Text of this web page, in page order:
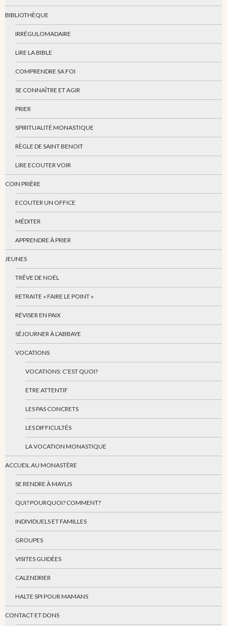
BIBLIOTHÈQUE
IRRÉGULOMADAIRE
LIRE LA BIBLE
COMPRENDRE SA FOI
SE CONNAÎTRE ET AGIR
PRIER
SPIRITUALITÉ MONASTIQUE
RÈGLE DE SAINT BENOIT
LIRE ECOUTER VOIR
COIN PRIÈRE
ECOUTER UN OFFICE
MÉDITER
APPRENDRE À PRIER
JEUNES
TRÊVE DE NOËL
RETRAITE « FAIRE LE POINT »
RÉVISER EN PAIX
SÉJOURNER À L’ABBAYE
VOCATIONS
VOCATIONS: C’EST QUOI?
ETRE ATTENTIF
LES PAS CONCRETS
LES DIFFICULTÉS
LA VOCATION MONASTIQUE
ACCUEIL AU MONASTÈRE
SE RENDRE À MAYLIS
QUI? POURQUOI? COMMENT?
INDIVIDUELS ET FAMILLES
GROUPES
VISITES GUIDÉES
CALENDRIER
HALTE SPI POUR MAMANS
CONTACT ET DONS